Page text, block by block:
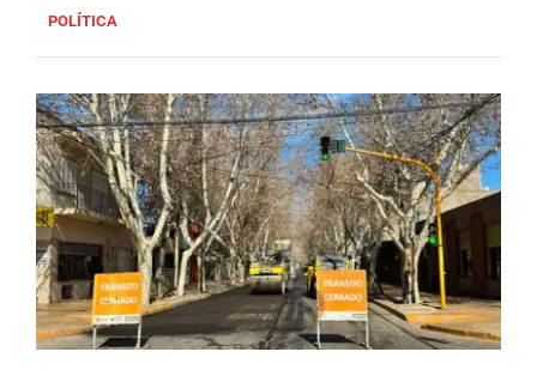
POLÍTICA